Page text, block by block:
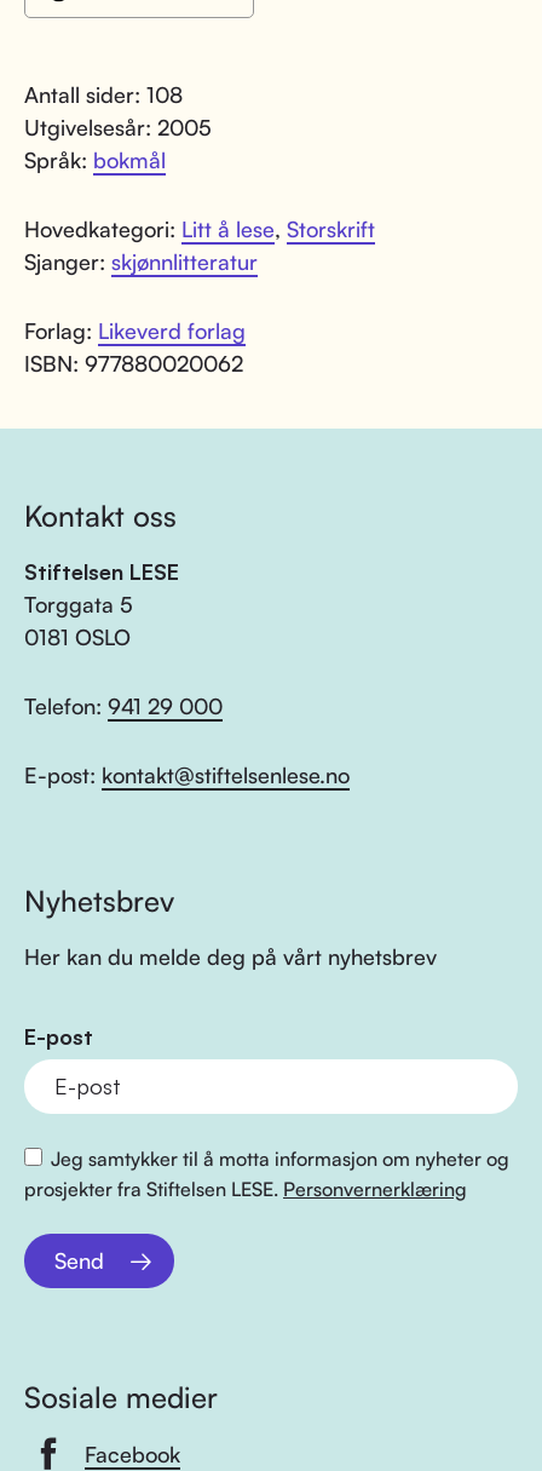
Antall sider: 108
Utgivelsesår: 2005
Språk: bokmål
Hovedkategori: Litt å lese, Storskrift
Sjanger: skjønnlitteratur
Forlag: Likeverd forlag
ISBN: 977880020062
Kontakt oss
Stiftelsen LESE
Torggata 5
0181 OSLO
Telefon: 941 29 000
E-post: kontakt@stiftelsenlese.no
Nyhetsbrev
Her kan du melde deg på vårt nyhetsbrev
E-post
Jeg samtykker til å motta informasjon om nyheter og
prosjekter fra Stiftelsen LESE. Personvernerklæring
Send
Sosiale medier
Facebook